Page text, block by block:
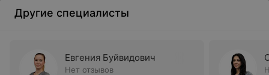
Другие специалисты
Евгения Буйвидович
Нет отзывов